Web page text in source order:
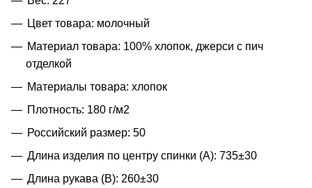
Цвет товара: молочный
Материал товара: 100% хлопок, джерси с пич
отделкой
Материалы товара: хлопок
Плотность: 180 г/м2
Российский размер: 50
Длина изделия по центру спинки (A): 735±30
Длина рукава (B): 260±30